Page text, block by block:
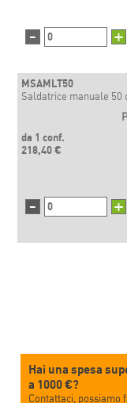
- +
MSAMLT50
Saldatrice manuale 50
da 1 conf.
218,40 €
- +
Hai una spesa
a 1000 €?
Contattaci, possiamo